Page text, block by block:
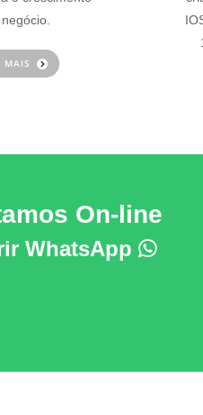
MAIS
On-line
WhatsApp